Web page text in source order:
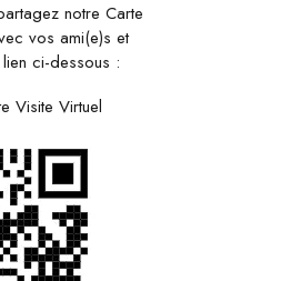
notre Carte
vos ami(e)s et
ci-dessous :
Visite Virtuel